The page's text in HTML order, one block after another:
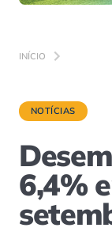
INÍCIO
NOTÍCIAS
6,4%